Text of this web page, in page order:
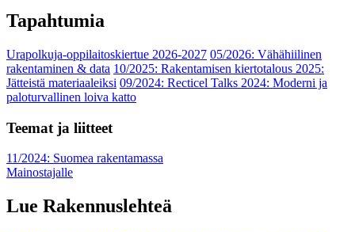
Tapahtumia
Urapolkuja-oppilaitoskiertue 2026-2027 05/2026: Vähähiilinen
rakentaminen & data 10/2025: Rakentamisen kiertotalous 2025:
Jätteistä materiaaleiksi 09/2024: Recticel Talks 2024: Moderni ja
paloturvallinen loiva katto
Teemat ja liitteet
11/2024: Suomea rakentamassa
Mainostajalle
Lue Rakennuslehteä